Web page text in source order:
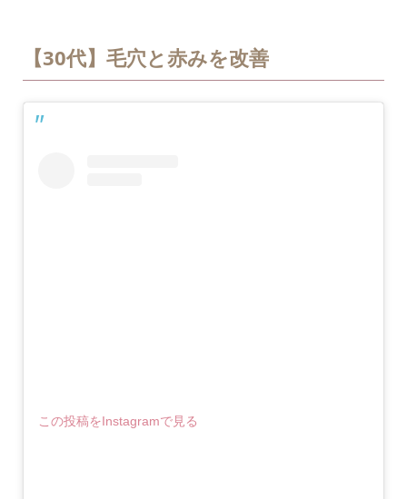
【30代】毛穴と赤みを改善
この投稿をInstagramで見る